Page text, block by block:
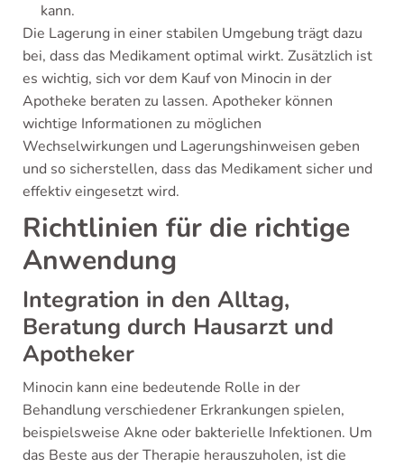
kann.
Die Lagerung in einer stabilen Umgebung trägt dazu
bei, dass das Medikament optimal wirkt. Zusätzlich ist
es wichtig, sich vor dem Kauf von Minocin in der
Apotheke beraten zu lassen. Apotheker können
wichtige Informationen zu möglichen
Wechselwirkungen und Lagerungshinweisen geben
und so sicherstellen, dass das Medikament sicher und
effektiv eingesetzt wird.
Richtlinien für die richtige
Anwendung
Integration in den Alltag,
Beratung durch Hausarzt und
Apotheker
Minocin kann eine bedeutende Rolle in der
Behandlung verschiedener Erkrankungen spielen,
beispielsweise Akne oder bakterielle Infektionen. Um
das Beste aus der Therapie herauszuholen, ist die